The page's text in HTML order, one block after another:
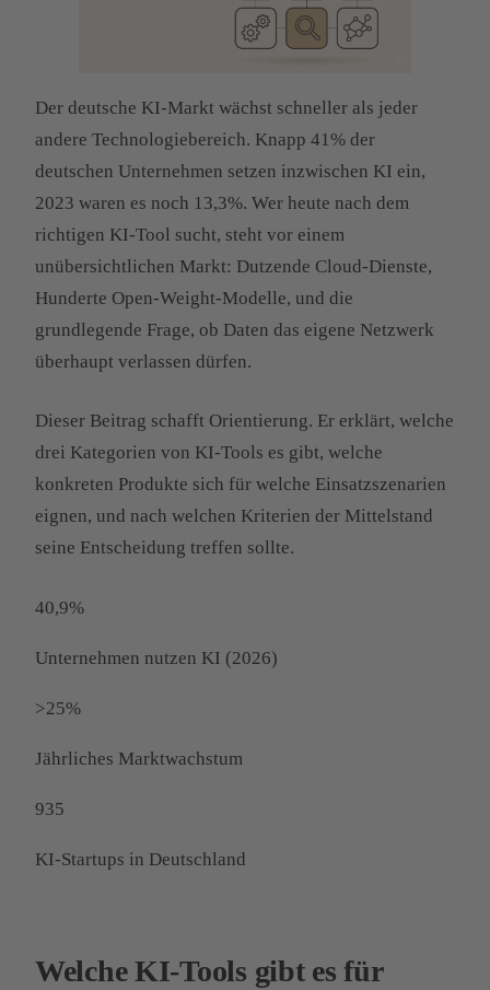
Der deutsche KI-Markt wächst schneller als jeder
andere Technologiebereich. Knapp 41% der
deutschen Unternehmen setzen inzwischen KI ein,
2023 waren es noch 13,3%. Wer heute nach dem
richtigen KI-Tool sucht, steht vor einem
unübersichtlichen Markt: Dutzende Cloud-Dienste,
Hunderte Open-Weight-Modelle, und die
grundlegende Frage, ob Daten das eigene Netzwerk
überhaupt verlassen dürfen.
Dieser Beitrag schafft Orientierung. Er erklärt, welche
drei Kategorien von KI-Tools es gibt, welche
konkreten Produkte sich für welche Einsatzszenarien
eignen, und nach welchen Kriterien der Mittelstand
seine Entscheidung treffen sollte.
40,9%
Unternehmen nutzen KI (2026)
>25%
Jährliches Marktwachstum
935
KI-Startups in Deutschland
Welche KI-Tools gibt es für